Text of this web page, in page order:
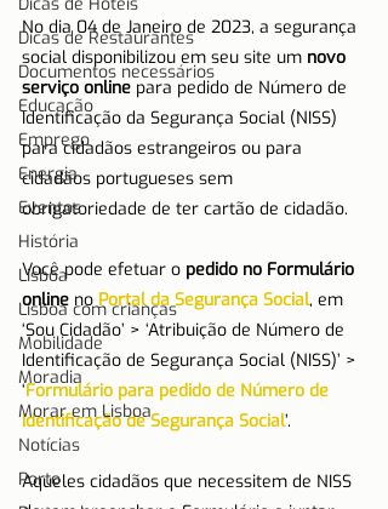
Dicas de Restaurantes
Documentos necessários
Educação
Emprego
Energia
Eventos
História
Lisboa
Lisboa com crianças
Mobilidade
Moradia
Morar em Lisboa
Notícias
Porto
No dia 04 de Janeiro de 2023, a segurança
social disponibilizou em seu site um novo
serviço online para pedido de Número de
Identificação da Segurança Social (NISS)
para cidadãos estrangeiros ou para
cidadãos portugueses sem
obrigatoriedade de ter cartão de cidadão.
Você pode efetuar o pedido no Formulário
online no Portal da Segurança Social, em
‘Sou Cidadão’ > ‘Atribuição de Número de
Identificação de Segurança Social (NISS)’ >
‘Formulário para pedido de Número de
Identificação de Segurança Social’.
Aqueles cidadãos que necessitem de NISS